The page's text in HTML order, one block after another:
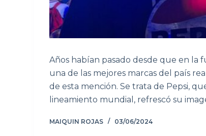
Años habían pasado desde que en la
una de las mejores marcas del país
de esta mención. Se trata de Pepsi,
lineamiento mundial, refrescó su
MAIQUIN ROJAS 03/06/2024